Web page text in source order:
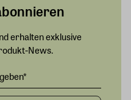
erhalten exklusive
News.